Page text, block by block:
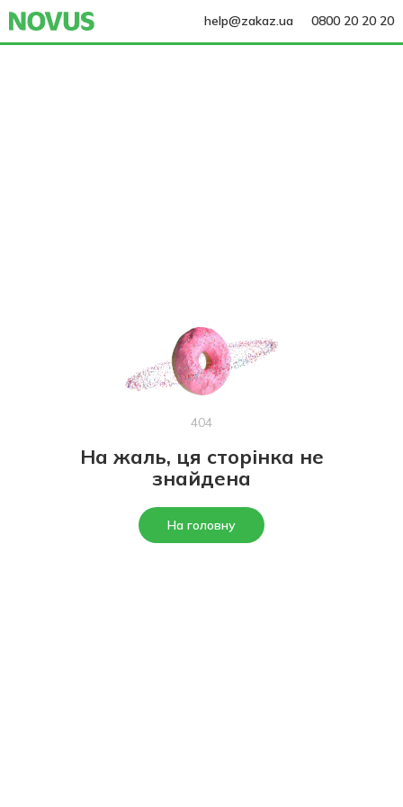
help@zakaz.ua 0800 20 20 20
404
На жаль, ця сторінка не
знайдена
На головну